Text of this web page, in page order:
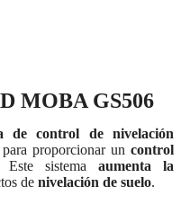
MOBA GS506
de control de nivelación
para proporcionar uncontrol
sistema aumenta la
de nivelación de suelo.